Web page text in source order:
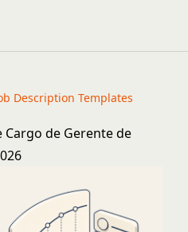
Description Templates
de Gerente de